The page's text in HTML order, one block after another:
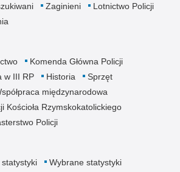
Zaginieni
Lotnictwo Policji
Komenda Główna Policji
w III RP Historia
Sprzęt
międzynarodowa
Kościoła Rzymskokatolickiego
Policji
Wybrane statystyki